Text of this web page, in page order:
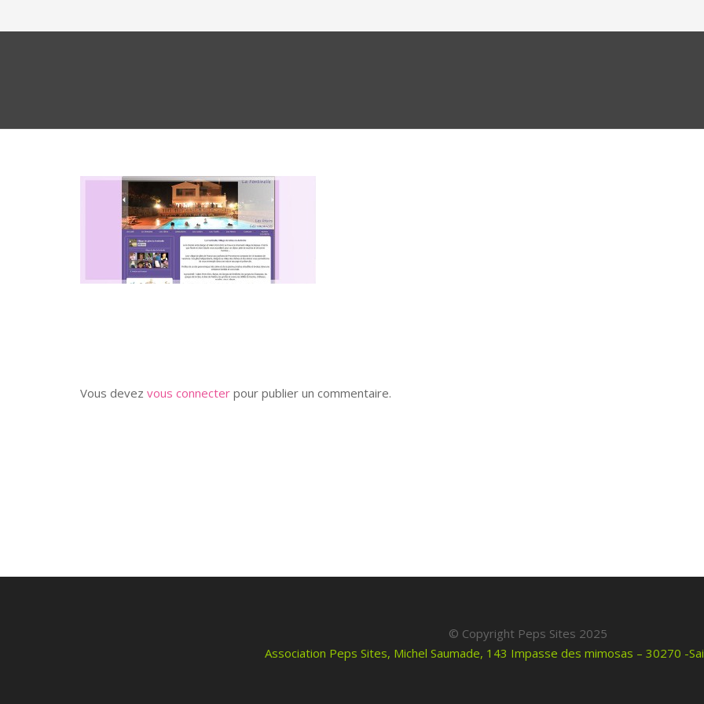
Vous devez vous connecter pour publier un commentaire.
© Copyright Peps Sites 2025
Association Peps Sites, Michel Saumade, 143 Impasse des mimosas – 30270 -